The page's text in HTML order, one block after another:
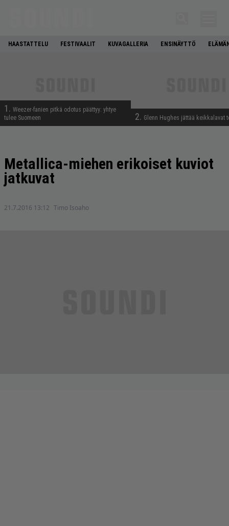
HAASTATTELU FESTIVAALIT KUVAGALLERIA ENSINÄYTTÖ
1. Weezer-fanien pitkä odotus päättyy: yhtye
tulee Suomeen
2. Glenn Hughes jättää keikkalavat
Metallica-miehen erikoiset kuviot
jatkuvat
21.7.2016 13:12 Timo Isoaho